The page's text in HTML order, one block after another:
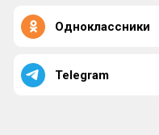
Одноклассники
Telegram